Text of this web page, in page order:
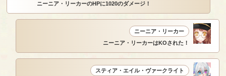
ニーニア・リーカーのHPに1020のダメージ！
ニーニア・リーカー
ニーニア・リーカーはKOされた！
スティア・エイル・ヴァークライト